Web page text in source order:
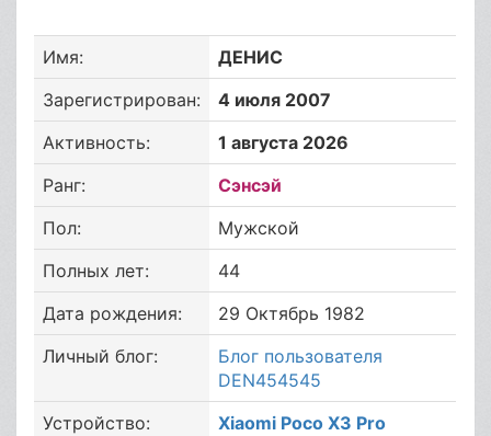
Имя:
ДЕНИС
Зарегистрирован:
4 июля 2007
Активность:
1 августа 2026
Ранг:
Сэнсэй
Пол:
Мужской
Полных лет:
44
Дата рождения:
29 Октябрь 1982
Личный блог:
Блог пользователя
DEN454545
Устройство:
Xiaomi Poco X3 Pro